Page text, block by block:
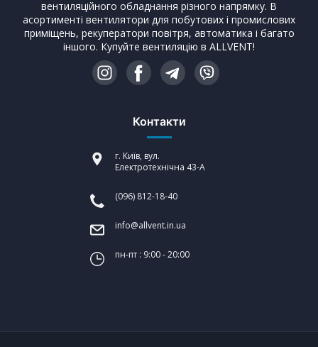
вентиляційного обладнання різного напрямку. В
асортименті вентилятори для побутових і промислових
приміщень, рекуператори повітря, автоматика і багато
іншого. Купуйте вентиляцію в ALLVENT!
Контакти
г. Київ, вул.
Електротехнічна 43-А
(096) 812-18-40
info@allvent.in.ua
пн-пт : 9:00 - 20:00